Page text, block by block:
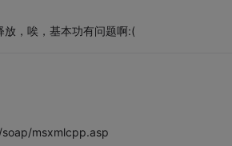
，唉，基本功有问题啊:(
msxmlcpp.asp